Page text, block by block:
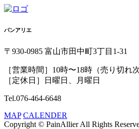
パンアリエ
〒930-0985 富山市田中町3丁目1-31
［営業時間］10時〜18時（売り切れ
［定休日］日曜日、月曜日
Tel.076-464-6648
MAP CALENDER
Copyright © PainAllier All Rights